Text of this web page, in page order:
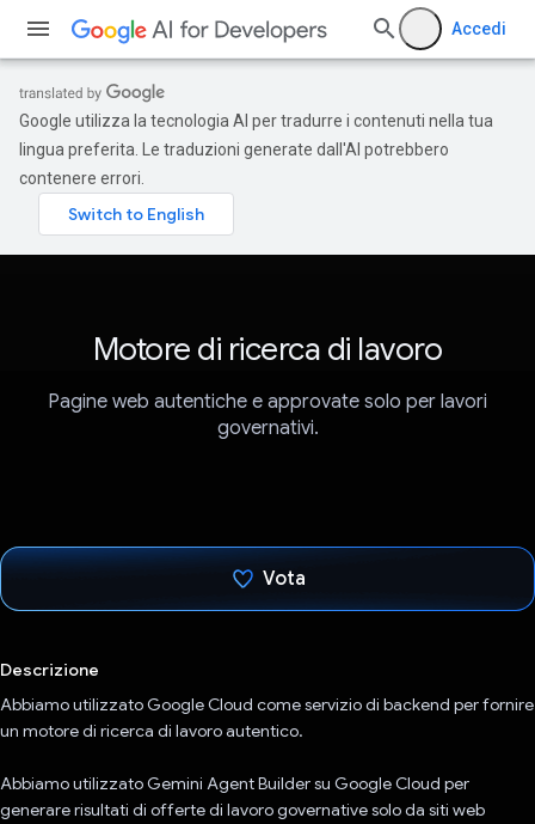
Accedi
Google utilizza la tecnologia AI per tradurre i contenuti nella tua
lingua preferita. Le traduzioni generate dall'AI potrebbero
contenere errori.
Motore di ricerca di lavoro
Pagine web autentiche e approvate solo per lavori
governativi.
Vota
Descrizione
Abbiamo utilizzato Google Cloud come servizio di backend per fornire
un motore di ricerca di lavoro autentico.
Abbiamo utilizzato Gemini Agent Builder su Google Cloud per
generare risultati di offerte di lavoro governative solo da siti web